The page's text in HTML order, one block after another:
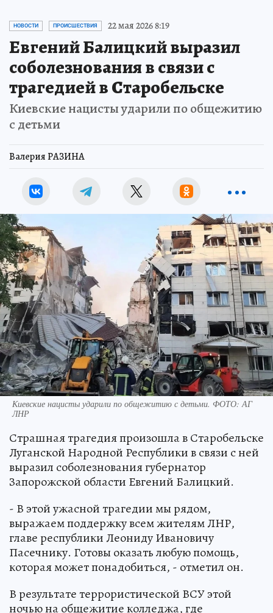
НОВОСТИ ПРОИСШЕСТВИЯ 22 мая 2026 8:19
Евгений Балицкий выразил
соболезнования в связи с
трагедией в Старобельске
Киевские нацисты ударили по общежитию
с детьми
Валерия РАЗИНА
Киевские нацисты ударили по общежитию с детьми. ФОТО: АГ
ЛНР
Страшная трагедия произошла в Старобельске
Луганской Народной Республики в связи с ней
выразил соболезнования губернатор
Запорожской области Евгений Балицкий.
- В этой ужасной трагедии мы рядом,
выражаем поддержку всем жителям ЛНР,
главе республики Леониду Ивановичу
Пасечнику. Готовы оказать любую помощь,
которая может понадобиться, - отметил он.
В результате террористической ВСУ этой
ночью на общежитие колледжа, где